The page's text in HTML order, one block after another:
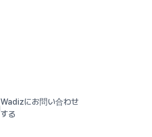
Wadizにお問い合わせ
する